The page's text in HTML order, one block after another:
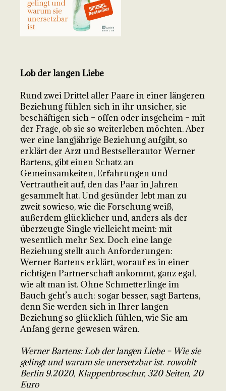
Lob der langen Liebe
Rund zwei Drittel aller Paare in einer längeren
Beziehung fühlen sich in ihr unsicher, sie
beschäftigen sich – offen oder insgeheim – mit
der Frage, ob sie so weiterleben möchten. Aber
wer eine langjährige Beziehung aufgibt, so
erklärt der Arzt und Bestsellerautor Werner
Bartens, gibt einen Schatz an
Gemeinsamkeiten, Erfahrungen und
Vertrautheit auf, den das Paar in Jahren
gesammelt hat. Und gesünder lebt man zu
zweit sowieso, wie die Forschung weiß,
außerdem glücklicher und, anders als der
überzeugte Single vielleicht meint: mit
wesentlich mehr Sex. Doch eine lange
Beziehung stellt auch Anforderungen:
Werner Bartens erklärt, worauf es in einer
richtigen Partnerschaft ankommt, ganz egal,
wie alt man ist. Ohne Schmetterlinge im
Bauch geht’s auch: sogar besser, sagt Bartens,
denn Sie werden sich in Ihrer langen
Beziehung so glücklich fühlen, wie Sie am
Anfang gerne gewesen wären.
Werner Bartens: Lob der langen Liebe – Wie sie
gelingt und warum sie unersetzbar ist. rowohlt
Berlin 9.2020, Klappenbroschur, 320 Seiten, 20
Euro